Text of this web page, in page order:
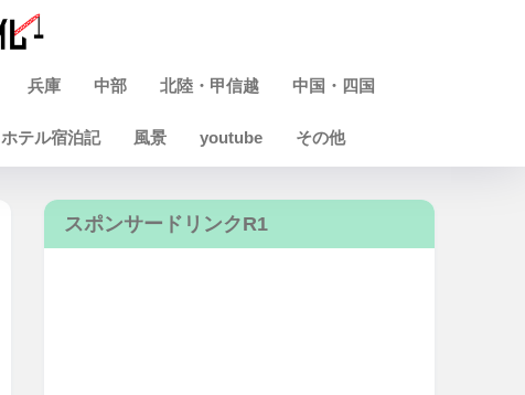
兵庫 中部 北陸・甲信越 中国・四国
ホテル宿泊記 風景 youtube その他
スポンサードリンクR1